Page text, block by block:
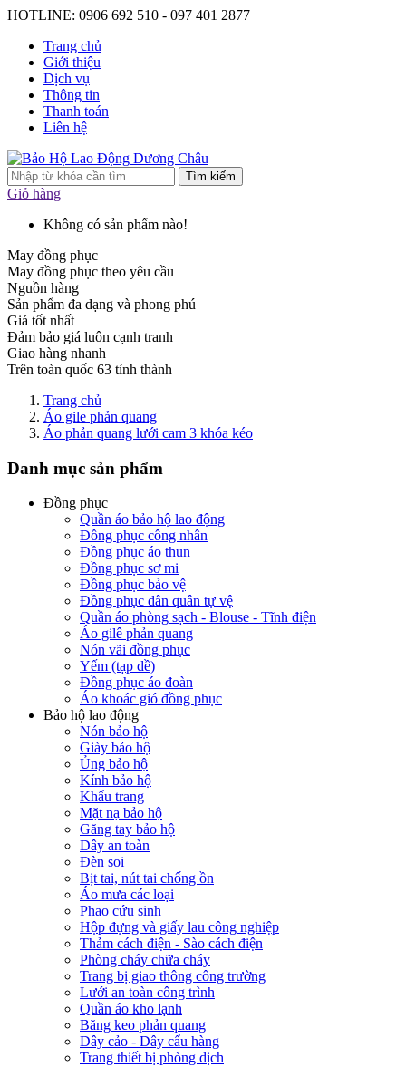
HOTLINE: 0906 692 510 - 097 401 2877
Trang chủ
Giới thiệu
Dịch vụ
Thông tin
Thanh toán
Liên hệ
Tìm kiếm
Giỏ hàng
Không có sản phẩm nào!
May đồng phục
May đồng phục theo yêu cầu
Nguồn hàng
Sản phẩm đa dạng và phong phú
Giá tốt nhất
Đảm bảo giá luôn cạnh tranh
Giao hàng nhanh
Trên toàn quốc 63 tỉnh thành
Trang chủ
Áo gile phản quang
Áo phản quang lưới cam 3 khóa kéo
Danh mục sản phẩm
Đồng phục
Quần áo bảo hộ lao động
Đồng phục công nhân
Đồng phục áo thun
Đồng phục sơ mi
Đồng phục bảo vệ
Đồng phục dân quân tự vệ
Quần áo phòng sạch - Blouse - Tĩnh điện
Áo gilê phản quang
Nón vãi đồng phục
Yếm (tạp dề)
Đồng phục áo đoàn
Áo khoác gió đồng phục
Bảo hộ lao động
Nón bảo hộ
Giày bảo hộ
Ủng bảo hộ
Kính bảo hộ
Khẩu trang
Mặt nạ bảo hộ
Găng tay bảo hộ
Dây an toàn
Đèn soi
Bịt tai, nút tai chống ồn
Áo mưa các loại
Phao cứu sinh
Hộp đựng và giấy lau công nghiệp
Thảm cách điện - Sào cách điện
Phòng cháy chữa cháy
Trang bị giao thông công trường
Lưới an toàn công trình
Quần áo kho lạnh
Băng keo phản quang
Dây cảo - Dây cẩu hàng
Trang thiết bị phòng dịch